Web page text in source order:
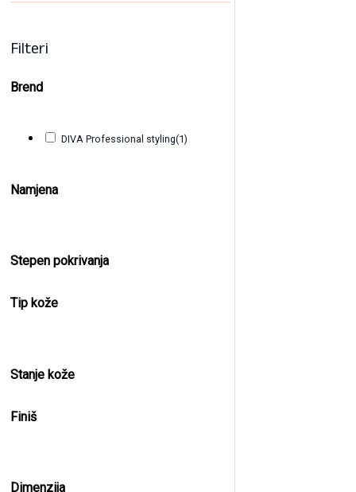
Filteri
Brend
DIVA Professional styling(1)
Namjena
Stepen pokrivanja
Tip kože
Stanje kože
Finiš
Dimenzija